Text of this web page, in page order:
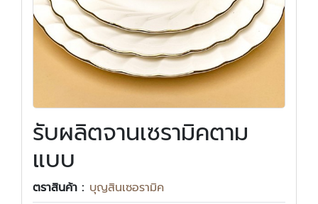
รับผลิตจานเซรามิคตาม
แบบ
ตราสินค้า : บุญสินเซอรามิค